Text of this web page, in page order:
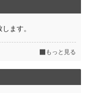
ます。
もっと見る